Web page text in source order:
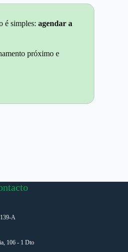
é simples:agendar a
próximo e
A
106 - 1 Dto